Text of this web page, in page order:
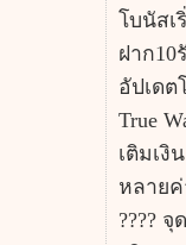
โบนัสเ
ฝาก10
อัปเดต
True
เติมเงิ
หลายค่
????